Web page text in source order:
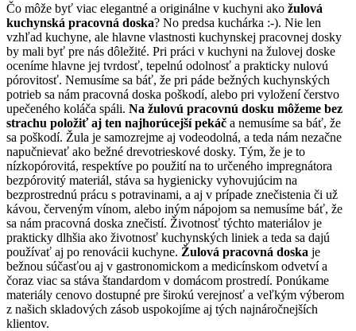
Čo môže byť viac elegantné a originálne v kuchyni ako žulová
kuchynská pracovná doska? No predsa kuchárka :-). Nie len
vzhľad kuchyne, ale hlavne vlastnosti kuchynskej pracovnej dosky
by mali byť pre nás dôležité. Pri práci v kuchyni na žulovej doske
oceníme hlavne jej tvrdosť, tepelnú odolnosť a prakticky nulovú
pórovitosť. Nemusíme sa báť, že pri páde bežných kuchynských
potrieb sa nám pracovná doska poškodí, alebo pri vyložení čerstvo
upečeného koláča spáli. Na žulovú pracovnú dosku môžeme bez
strachu položiť aj ten najhorúcejší pekáč a nemusíme sa báť, že
sa poškodí. Žula je samozrejme aj vodeodolná, a teda nám nezačne
napučnievať ako bežné drevotrieskové dosky. Tým, že je to
nízkopórovitá, respektíve po použití na to určeného impregnátora
bezpórovitý materiál, stáva sa hygienicky vyhovujúcim na
bezprostrednú prácu s potravinami, a aj v prípade znečistenia či už
kávou, červeným vínom, alebo iným nápojom sa nemusíme báť, že
sa nám pracovná doska znečistí. Životnosť týchto materiálov je
prakticky dlhšia ako životnosť kuchynských liniek a teda sa dajú
používať aj po renovácii kuchyne. Žulová pracovná doska je
bežnou súčasťou aj v gastronomickom a medicínskom odvetví a
čoraz viac sa stáva štandardom v domácom prostredí. Ponúkame
materiály cenovo dostupné pre širokú verejnosť a veľkým výberom
z našich skladových zásob uspokojíme aj tých najnáročnejších
klientov.